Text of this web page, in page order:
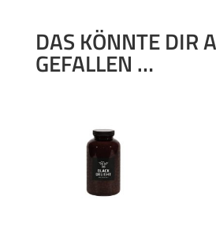
DAS KÖNNTE DIR
GEFALLEN …